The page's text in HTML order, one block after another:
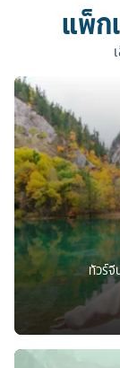
แพ็ก
ทัวร์จี